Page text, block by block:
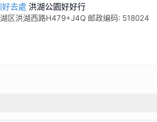
去處 洪湖公園好好行
区洪湖西路H479+J4Q 邮政编码: 518024